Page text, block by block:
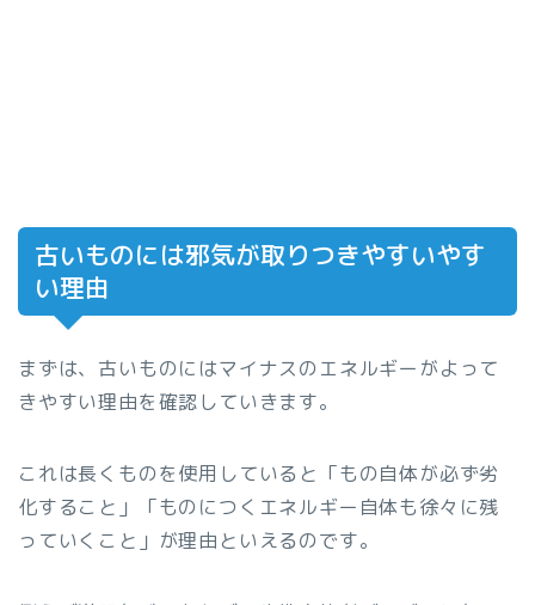
古いものには邪気が取りつきやすいやす
い理由
まずは、古いものにはマイナスのエネルギーがよって
きやすい理由を確認していきます。
これは長くものを使用していると「もの自体が必ず劣
化すること」「ものにつくエネルギー自体も徐々に残
っていくこと」が理由といえるのです。